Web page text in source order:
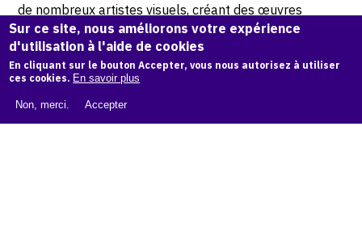
de nombreux artistes visuels, créant des œuvres
hybrides qui mêlaient texte et art, explorant ainsi de
nouvelles formes d’expression.
Demande d'information
Sur ce site, nous améliorons votre expérience
d'utilisation à l'aide de cookies
En cliquant sur le bouton Accepter, vous nous autorisez à utiliser
ces cookies. En savoir plus
Non, merci. Accepter